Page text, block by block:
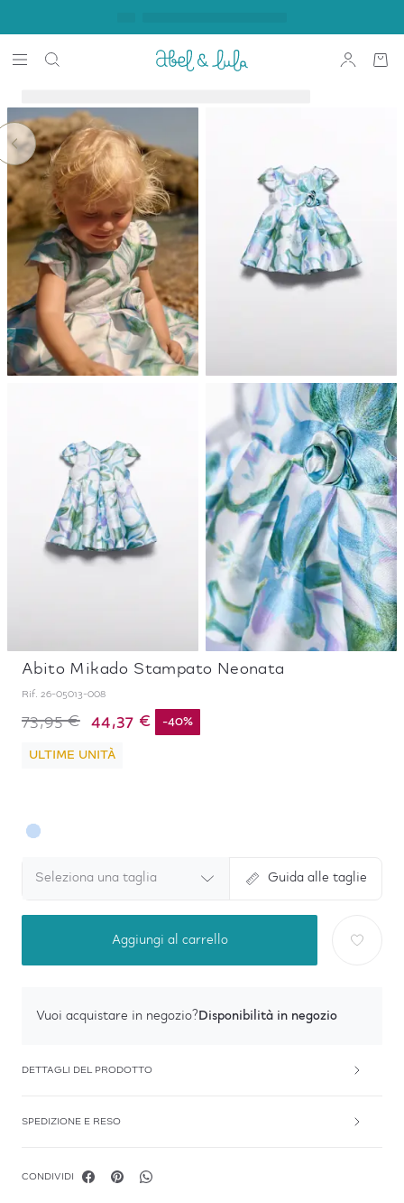
Abito Mikado Stampato Neonata
Rif. 26-05013-008
73,95 € 44,37 € -40%
ULTIME UNITÀ
Seleziona una taglia Guida alle taglie
Aggiungi al carrello
Vuoi acquistare in negozio?Disponibilità in negozio
DETTAGLI DEL PRODOTTO
SPEDIZIONE E RESO
CONDIVIDI